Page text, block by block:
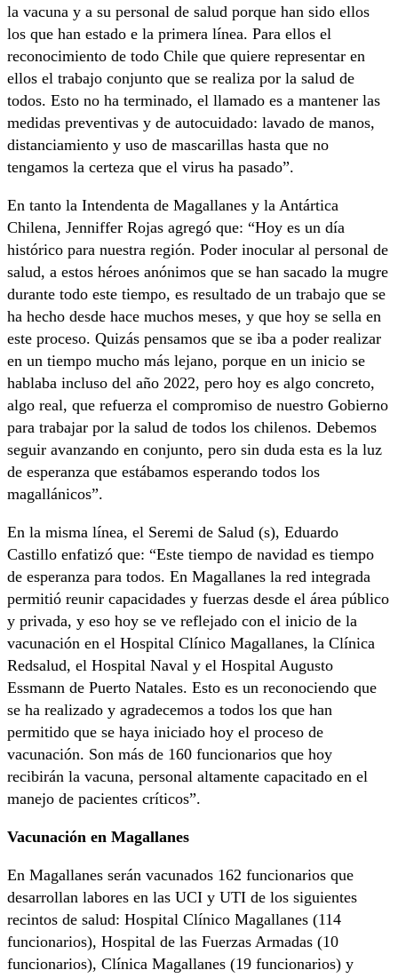
la vacuna y a su personal de salud porque han sido ellos
los que han estado e la primera línea. Para ellos el
reconocimiento de todo Chile que quiere representar en
ellos el trabajo conjunto que se realiza por la salud de
todos. Esto no ha terminado, el llamado es a mantener las
medidas preventivas y de autocuidado: lavado de manos,
distanciamiento y uso de mascarillas hasta que no
tengamos la certeza que el virus ha pasado”.
En tanto la Intendenta de Magallanes y la Antártica
Chilena, Jenniffer Rojas agregó que: “Hoy es un día
histórico para nuestra región. Poder inocular al personal de
salud, a estos héroes anónimos que se han sacado la mugre
durante todo este tiempo, es resultado de un trabajo que se
ha hecho desde hace muchos meses, y que hoy se sella en
este proceso. Quizás pensamos que se iba a poder realizar
en un tiempo mucho más lejano, porque en un inicio se
hablaba incluso del año 2022, pero hoy es algo concreto,
algo real, que refuerza el compromiso de nuestro Gobierno
para trabajar por la salud de todos los chilenos. Debemos
seguir avanzando en conjunto, pero sin duda esta es la luz
de esperanza que estábamos esperando todos los
magallánicos”.
En la misma línea, el Seremi de Salud (s), Eduardo
Castillo enfatizó que: “Este tiempo de navidad es tiempo
de esperanza para todos. En Magallanes la red integrada
permitió reunir capacidades y fuerzas desde el área público
y privada, y eso hoy se ve reflejado con el inicio de la
vacunación en el Hospital Clínico Magallanes, la Clínica
Redsalud, el Hospital Naval y el Hospital Augusto
Essmann de Puerto Natales. Esto es un reconociendo que
se ha realizado y agradecemos a todos los que han
permitido que se haya iniciado hoy el proceso de
vacunación. Son más de 160 funcionarios que hoy
recibirán la vacuna, personal altamente capacitado en el
manejo de pacientes críticos”.
Vacunación en Magallanes
En Magallanes serán vacunados 162 funcionarios que
desarrollan labores en las UCI y UTI de los siguientes
recintos de salud: Hospital Clínico Magallanes (114
funcionarios), Hospital de las Fuerzas Armadas (10
funcionarios), Clínica Magallanes (19 funcionarios) y